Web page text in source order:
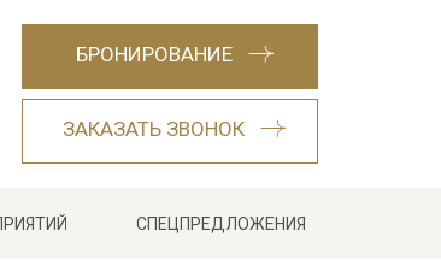
БРОНИРОВАНИЕ
ЗАКАЗАТЬ ЗВОНОК
СПЕЦПРЕДЛОЖЕНИЯ